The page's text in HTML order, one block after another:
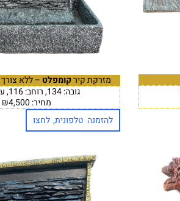
מזרקת קירקומפלט – ללא
גובה: 134, רוחב: 116, עומק: 57
מחיר: ₪4,500
להזמנה טלפונית, לחצו